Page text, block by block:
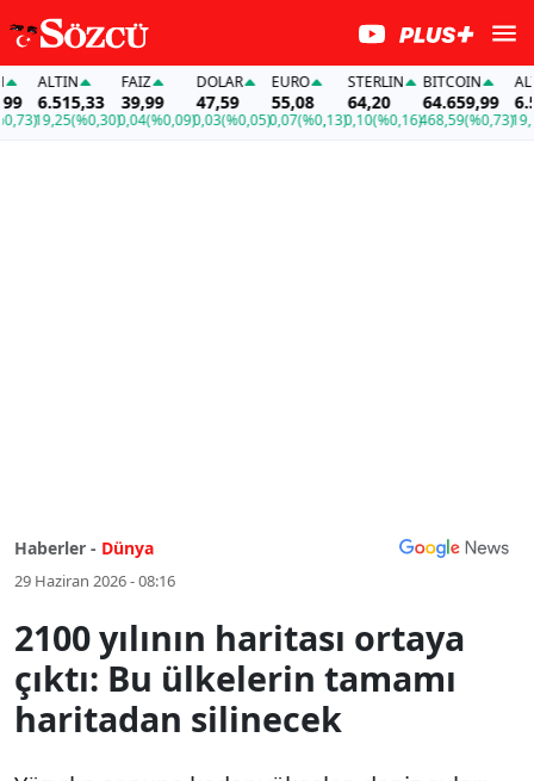
ALTIN
6.515,33
19,25(%0,30)
FAİZ
39,99
0,04(%0,09)
DOLAR
47,59
0,03(%0,05)
EURO
55,08
0,07(%0,13)
STERLIN
64,20
0,10(%0,16)
BITCOIN
64.659,99
468,59(%0,73)19,25
Haberler - Dünya
29 Haziran 2026 - 08:16
2100 yılının haritası ortaya
çıktı: Bu ülkelerin tamamı
haritadan silinecek